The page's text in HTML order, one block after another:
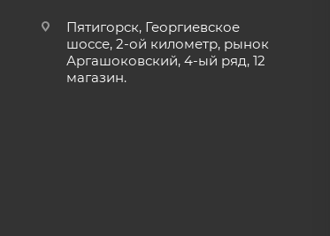
Пятигорск, Георгиевское
шоссе, 2-ой километр, рынок
Аргашоковский, 4-ый ряд, 12
магазин.